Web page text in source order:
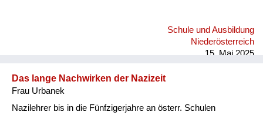
Schule und Ausbildung
Niederösterreich
15. Mai 2025
Das lange Nachwirken der Nazizeit
Frau Urbanek
Nazilehrer bis in die Fünfzigerjahre an österr. Schulen